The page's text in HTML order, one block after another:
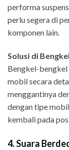
performa
perlu segera di
komponen lain.
Solusi di
Bengkel-
mobil secara
menggantinya
dengan tipe
kembali pada
4. Suara